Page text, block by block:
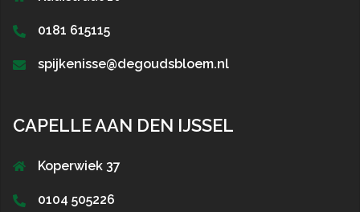
0181 615115
spijkenisse@degoudsbloem.nl
CAPELLE AAN DEN IJSSEL
Koperwiek 37
0104 505226